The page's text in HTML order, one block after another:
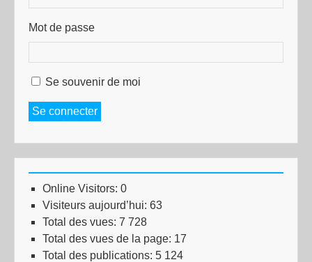
Mot de passe
Se souvenir de moi
Se connecter
Online Visitors: 0
Visiteurs aujourd’hui: 63
Total des vues: 7 728
Total des vues de la page: 17
Total des publications: 5 124